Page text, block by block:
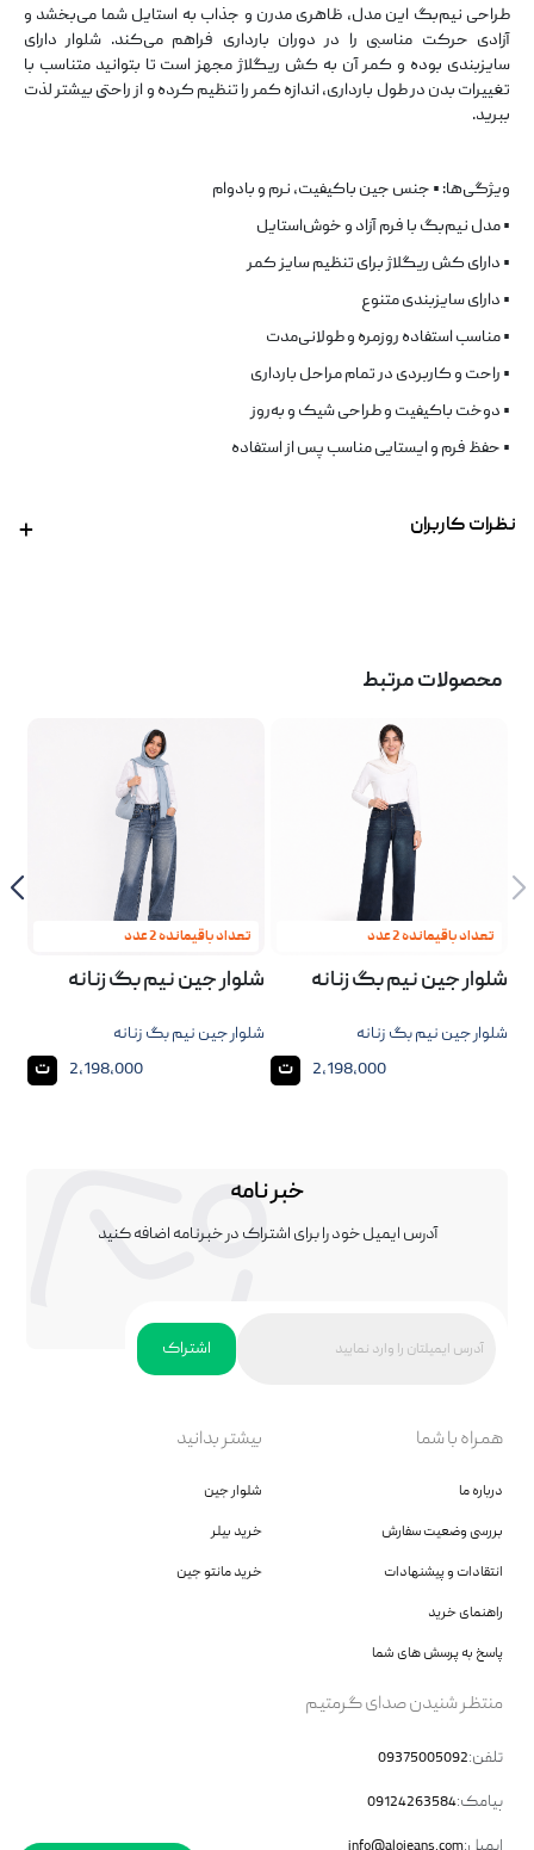
طراحی نیم‌بگ این مدل، ظاهری مدرن و جذاب به استایل شما می‌بخشد و
آزادی حرکت مناسبی را در دوران بارداری فراهم می‌کند. شلوار دارای
سایزبندی بوده و کمر آن به کش ریگلاژ مجهز است تا بتوانید متناسب با
تغییرات بدن در طول بارداری، اندازه کمر را تنظیم کرده و از راحتی بیشتر لذت
ببرید.
ویژگی‌ها: • جنس جین باکیفیت، نرم و بادوام
• مدل نیم‌بگ با فرم آزاد و خوش‌استایل
• دارای کش ریگلاژ برای تنظیم سایز کمر
• دارای سایزبندی متنوع
• مناسب استفاده روزمره و طولانی‌مدت
• راحت و کاربردی در تمام مراحل بارداری
• دوخت باکیفیت و طراحی شیک و به‌روز
• حفظ فرم و ایستایی مناسب پس از استفاده
نظرات کاربران
محصولات مرتبط
تعداد باقیمانده 2 عدد
شلوار جین نیم بگ زنانه
شلوار جین نیم بگ زنانه
2,198,000
ت
تعداد باقیمانده 2 عدد
شلوار جین نیم بگ زنانه
شلوار جین نیم بگ زنانه
2,198,000
ت
خبر نامه
آدرس ایمیل خود را برای اشتراک در خبرنامه اضافه کنید
اشتراک
همراه با شما
درباره ما
بررسی وضعیت سفارش
انتقادات و پیشنهادات
راهنمای خرید
پاسخ به پرسش های شما
بیشتر بدانید
شلوار جین
خرید بیلر
خرید مانتو جین
منتظر شنیدن صدای گرمتیم
تلفن:09375005092
پیامک:09124263584